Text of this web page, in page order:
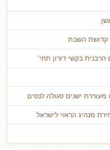
קדושת השבת
בקשי דורון תחי'
ישנים סגולה לנסים
מנהיג הראוי לישראל